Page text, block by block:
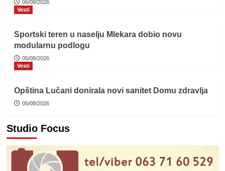
06/08/2026
Vesti
Sportski teren u naselju Mlekara dobio novu
modularnu podlogu
05/08/2026
Vesti
Opština Lučani donirala novi sanitet Domu zdravlja
05/08/2026
Studio Focus